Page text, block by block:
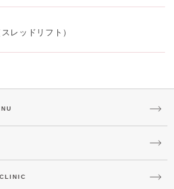
レッドリフト）
CLINIC